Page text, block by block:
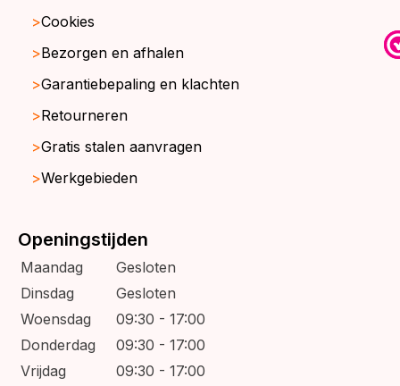
Cookies
Bezorgen en afhalen
Garantiebepaling en klachten
Retourneren
Gratis stalen aanvragen
Werkgebieden
Openingstijden
Maandag
Gesloten
Dinsdag
Gesloten
Woensdag
09:30 - 17:00
Donderdag
09:30 - 17:00
Vrijdag
09:30 - 17:00